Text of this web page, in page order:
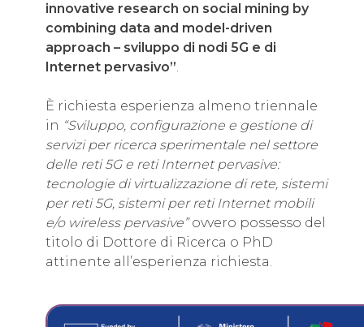
innovative research on social mining by
combining data and model-driven
approach – sviluppo di nodi 5G e di
Internet pervasivo”.
È richiesta esperienza almeno triennale
in “Sviluppo, configurazione e gestione di
servizi per ricerca sperimentale nel settore
delle reti 5G e reti Internet pervasive:
tecnologie di virtualizzazione di rete, sistemi
per reti 5G, sistemi per reti Internet mobili
e/o wireless pervasive”ovvero possesso del
titolo di Dottore di Ricerca o PhD
attinente all’esperienza richiesta.